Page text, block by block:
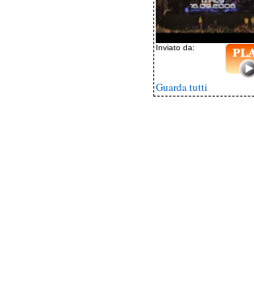
Inviato da:
Guarda tutti